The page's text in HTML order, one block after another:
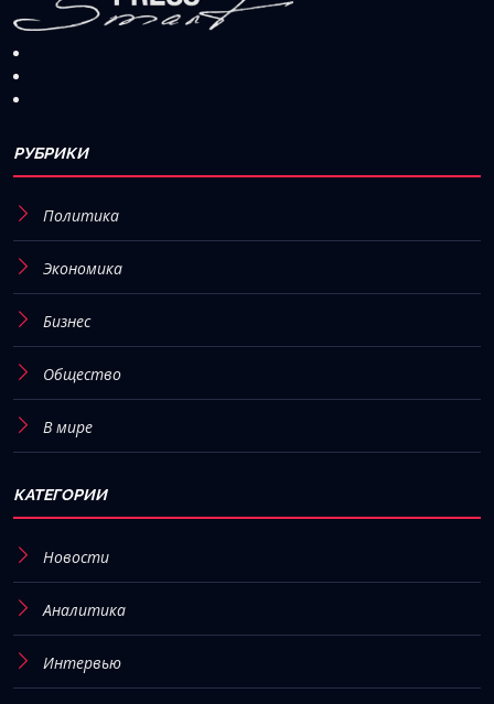
РУБРИКИ
Политика
Экономика
Бизнес
Общество
В мире
КАТЕГОРИИ
Новости
Аналитика
Интервью